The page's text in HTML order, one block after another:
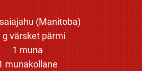
(Manitoba)
g värsket pärmi
1 muna
munakollane